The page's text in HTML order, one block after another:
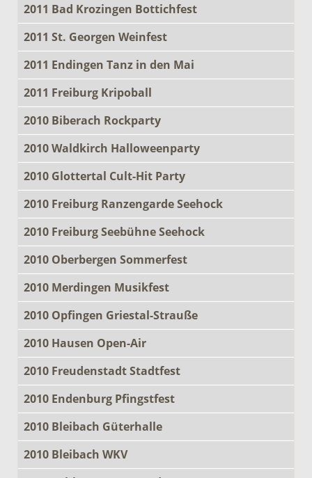
2011 Bad Krozingen Bottichfest
2011 St. Georgen Weinfest
2011 Endingen Tanz in den Mai
2011 Freiburg Kripoball
2010 Biberach Rockparty
2010 Waldkirch Halloweenparty
2010 Glottertal Cult-Hit Party
2010 Freiburg Ranzengarde Seehock
2010 Freiburg Seebühne Seehock
2010 Oberbergen Sommerfest
2010 Merdingen Musikfest
2010 Opfingen Griestal-Strauße
2010 Hausen Open-Air
2010 Freudenstadt Stadtfest
2010 Endenburg Pfingstfest
2010 Bleibach Güterhalle
2010 Bleibach WKV